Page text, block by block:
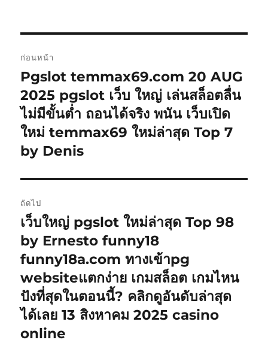
เรื่อง
ก่อนหน้า
เรื่อง
ก่อน
หน้า:
Pgslot temmax69.com 20 AUG
2025 pgslot เว็บ ใหญ่ เล่นสล็อตลื่น
ไม่มีขั้นต่ำ ถอนได้จริง พนัน เว็บเปิด
ใหม่ temmax69 ใหม่ล่าสุด Top 7
by Denis
ถัดไป
เรื่อง
ต่อ
ไป:
เว็บใหญ่ pgslot ใหม่ล่าสุด Top 98
by Ernesto funny18
funny18a.com ทางเข้าpg
websiteแตกง่าย เกมสล็อต เกมไหน
ปังที่สุดในตอนนี้? คลิกดูอันดับล่าสุด
ได้เลย 13 สิงหาคม 2025 casino
online